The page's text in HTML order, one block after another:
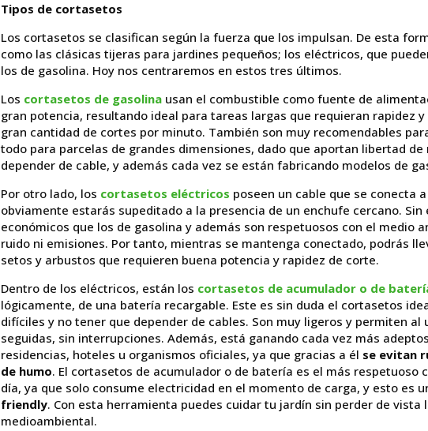
Tipos de cortasetos
Los cortasetos se clasifican según la fuerza que los impulsan. De esta
como las clásicas tijeras para jardines pequeños; los eléctricos, que
los de gasolina. Hoy nos centraremos en estos tres últimos.
Los cortasetos de gasolinausan el combustible como fuente de
gran potencia, resultando ideal para tareas largas que requieran rapidez
gran cantidad de cortes por minuto. También son muy recomendables
todo para parcelas de grandes dimensiones, dado que aportan libertad
depender de cable, y además cada vez se están fabricando modelos de
Por otro lado, los cortasetos eléctricos poseen un cable que se conecta
obviamente estarás supeditado a la presencia de un enchufe cercano. Sin
económicos que los de gasolina y además son respetuosos con el medio
ruido ni emisiones. Por tanto, mientras se mantenga conectado, podrás
setos y arbustos que requieren buena potencia y rapidez de corte.
Dentro de los eléctricos, están los cortasetos de acumulador o de
lógicamente, de una batería recargable. Este es sin duda el cortasetos
difíciles y no tener que depender de cables. Son muy ligeros y permiten
seguidas, sin interrupciones. Además, está ganando cada vez más
residencias, hoteles u organismos oficiales, ya que gracias a él se evitan
de humo. El cortasetos de acumulador o de batería es el más respetuoso
día, ya que solo consume electricidad en el momento de carga, y esto es
friendly. Con esta herramienta puedes cuidar tu jardín sin perder de vista
medioambiental.